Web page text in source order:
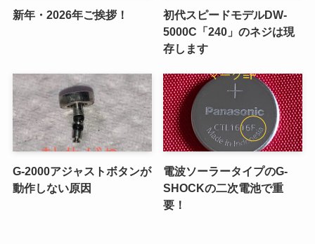
新年・2026年ご挨拶！
初代スピードモデルDW-
5000C「240」のネジは現
存します
G-2000アジャストボタンが
動作しない原因
電波ソーラータイプのG-
SHOCKの二次電池で重
要！